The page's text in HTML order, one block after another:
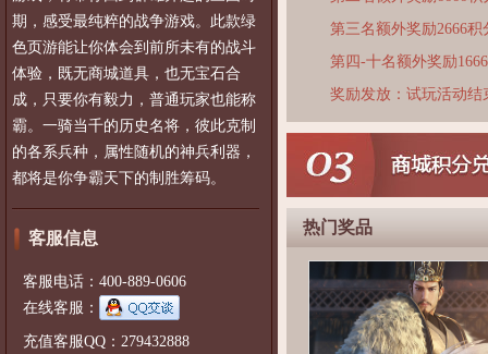
期，感受最纯粹的战争游戏。此款绿
色页游能让你体会到前所未有的战斗
体验，既无商城道具，也无宝石合
成，只要你有毅力，普通玩家也能称
霸。一骑当千的历史名将，彼此克制
的各系兵种，属性随机的神兵利器，
都将是你争霸天下的制胜筹码。
客服信息
客服电话：400-889-0606
在线客服：
充值客服QQ：279432888
第三名额外奖励2666积
第四-十名额外奖励
奖励发放：试玩活动
热门奖品